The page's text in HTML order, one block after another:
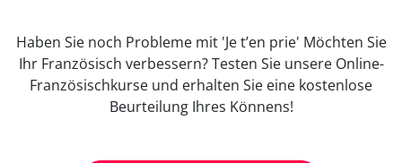
Haben Sie noch Probleme mit 'Je t’en prie' Möchten Sie
Ihr Französisch verbessern? Testen Sie unsere Online-
Französischkurse und erhalten Sie eine kostenlose
Beurteilung Ihres Könnens!